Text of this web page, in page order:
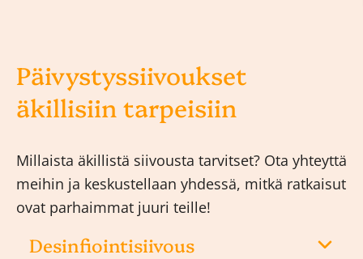
Päivystyssiivoukset
äkillisiin tarpeisiin
Millaista äkillistä siivousta tarvitset? Ota yhteyttä
meihin ja keskustellaan yhdessä, mitkä ratkaisut
ovat parhaimmat juuri teille!
Desinfiointisiivous